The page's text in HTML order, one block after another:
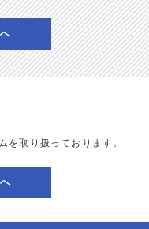
を取り扱っております。